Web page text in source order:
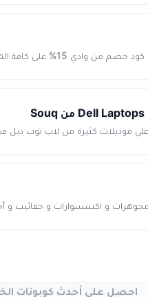
و مجوهرات و اكسسوارات و
احصل على أحدث كوبونات